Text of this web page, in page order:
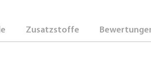
Zusatzstoffe